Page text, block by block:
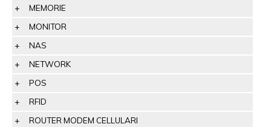
MEMORIE
MONITOR
NAS
NETWORK
POS
RFID
ROUTER MODEM CELLULARI